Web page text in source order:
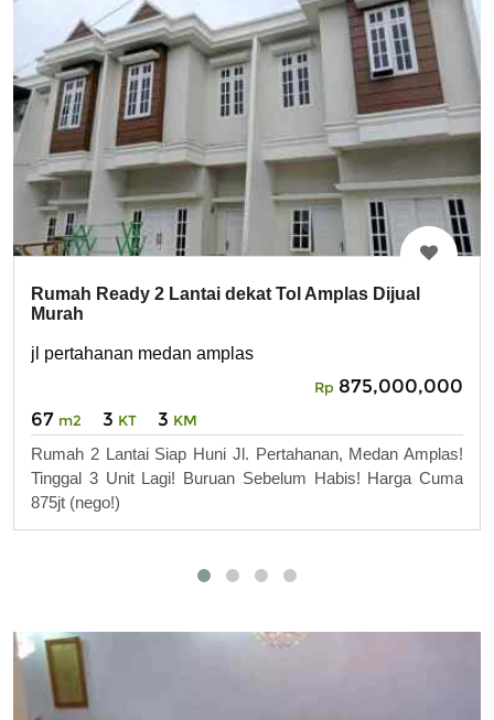
Rumah Ready 2 Lantai dekat Tol Amplas Dijual
Murah
jl pertahanan medan amplas
Rp 875,000,000
67 m2 3 KT 3 KM
Rumah 2 Lantai Siap Huni Jl. Pertahanan, Medan Amplas!
Tinggal 3 Unit Lagi! Buruan Sebelum Habis! Harga Cuma
875jt (nego!)